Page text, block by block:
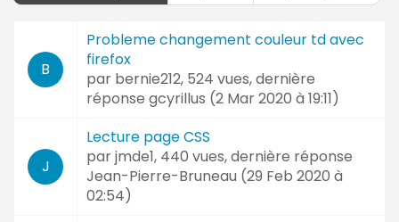
réponses
et
Auteur
B
Probleme changement couleur td avec
firefox
par bernie212, 524 vues, dernière
réponse gcyrillus (2 Mar 2020 à 19:11)
J
Lecture page CSS
parjmde1, 440 vues, dernière réponse
Jean-Pierre-Bruneau (29 Feb 2020 à
02:54)